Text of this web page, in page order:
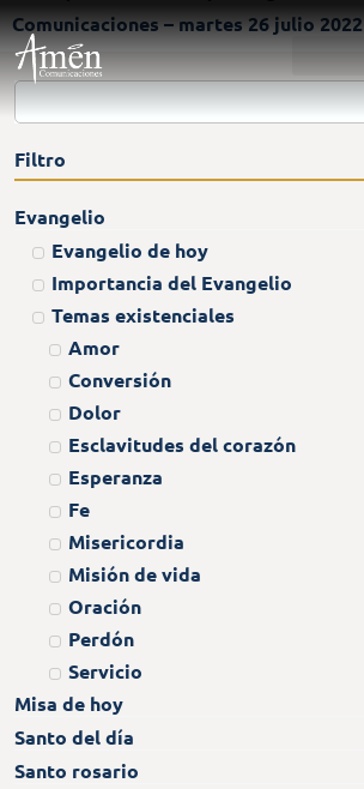
Comunicaciones – martes 26 julio 2022
Filtro
Evangelio
Evangelio de hoy
Importancia del Evangelio
Temas existenciales
Amor
Conversión
Dolor
Esclavitudes del corazón
Esperanza
Fe
Misericordia
Misión de vida
Oración
Perdón
Servicio
Misa de hoy
Santo del día
Santo rosario